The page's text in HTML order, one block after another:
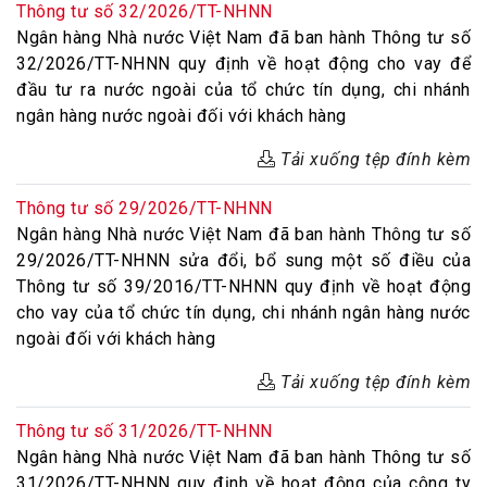
Thông tư số 32/2026/TT-NHNN
Ngân hàng Nhà nước Việt Nam đã ban hành Thông tư số
32/2026/TT-NHNN quy định về hoạt động cho vay để
đầu tư ra nước ngoài của tổ chức tín dụng, chi nhánh
ngân hàng nước ngoài đối với khách hàng
Tải xuống tệp đính kèm
Thông tư số 29/2026/TT-NHNN
Ngân hàng Nhà nước Việt Nam đã ban hành Thông tư số
29/2026/TT-NHNN sửa đổi, bổ sung một số điều của
Thông tư số 39/2016/TT-NHNN quy định về hoạt động
cho vay của tổ chức tín dụng, chi nhánh ngân hàng nước
ngoài đối với khách hàng
Tải xuống tệp đính kèm
Thông tư số 31/2026/TT-NHNN
Ngân hàng Nhà nước Việt Nam đã ban hành Thông tư số